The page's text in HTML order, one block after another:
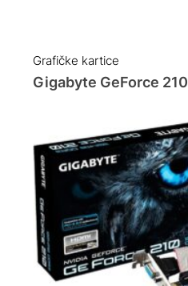
Grafičke kartice
Gigabyte GeForce 210